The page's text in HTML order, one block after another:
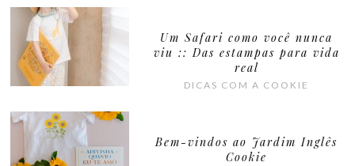
Um Safari como você nunca
viu :: Das estampas para vida
real
DICAS COM A COOKIE
Bem-vindos ao Jardim Inglês
Cookie